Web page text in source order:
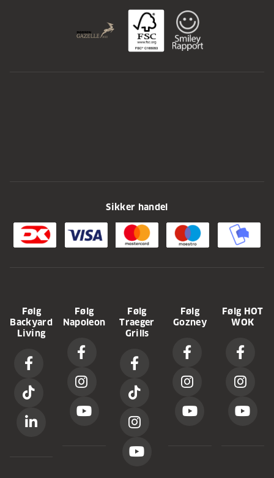
Sikker handel
Følg
Backyard
Living
Følg
Napoleon
Følg
Traeger
Grills
Følg
Gozney
Følg HOT
WOK